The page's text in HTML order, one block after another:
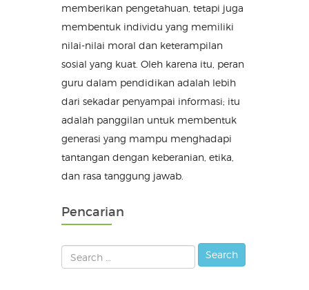
memberikan pengetahuan, tetapi juga
membentuk individu yang memiliki
nilai-nilai moral dan keterampilan
sosial yang kuat. Oleh karena itu, peran
guru dalam pendidikan adalah lebih
dari sekadar penyampai informasi; itu
adalah panggilan untuk membentuk
generasi yang mampu menghadapi
tantangan dengan keberanian, etika,
dan rasa tanggung jawab.
Pencarian